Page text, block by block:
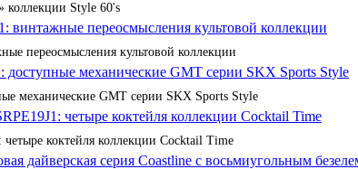
коллекции Style 60's
переосмысления культовой коллекции
механические GMT серии SKX Sports Style
четыре коктейля коллекции Cocktail Time